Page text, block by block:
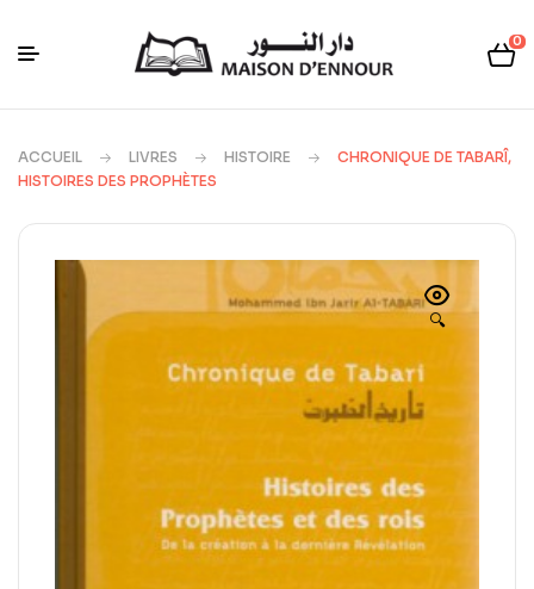
0
ACCUEIL LIVRES HISTOIRE
CHRONIQUE DE TABARÎ,
HISTOIRES DES PROPHÈTES
🔍